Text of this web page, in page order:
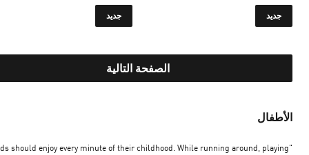
جديد جديد
الصفحة التالية
الأطفال
should enjoy every minute of their childhood. While running around, playing